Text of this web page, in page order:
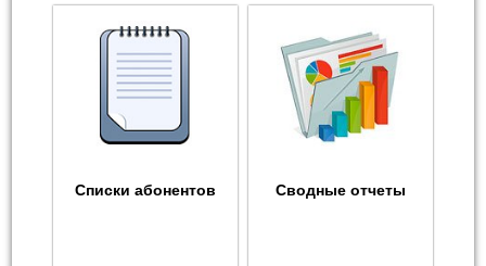
Списки абонентов Сводные отчеты